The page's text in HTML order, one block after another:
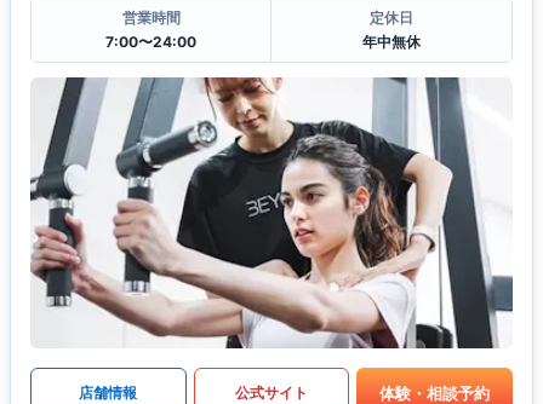
営業時間
7:00〜24:00
定休日
年中無休
店舗情報 公式サイト 体験・相談予約